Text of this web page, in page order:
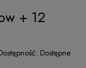
+ 12
Dostępne